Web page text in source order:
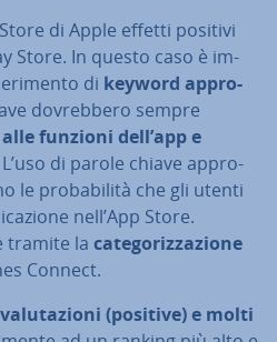
Store di Apple effetti positivi
Store. In questo caso è im­
di keyword ap­pro­
do­vreb­be­ro sempre
funzioni dell’app e
L’uso di parole chiave ap­pro­
le pro­ba­bi­li­tà che gli utenti
nell’App Store.
tramite la ca­te­go­riz­za­zio­ne
Connect.
(positive) e molti